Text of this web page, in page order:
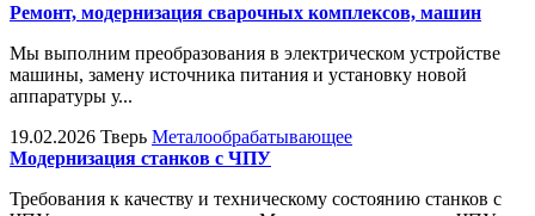
Ремонт, модернизация сварочных комплексов, машин
Мы выполним преобразования в электрическом устройстве
машины, замену источника питания и установку новой
аппаратуры у...
19.02.2026 Тверь Металообрабатывающее
Модернизация станков с ЧПУ
Требования к качеству и техническому состоянию станков с